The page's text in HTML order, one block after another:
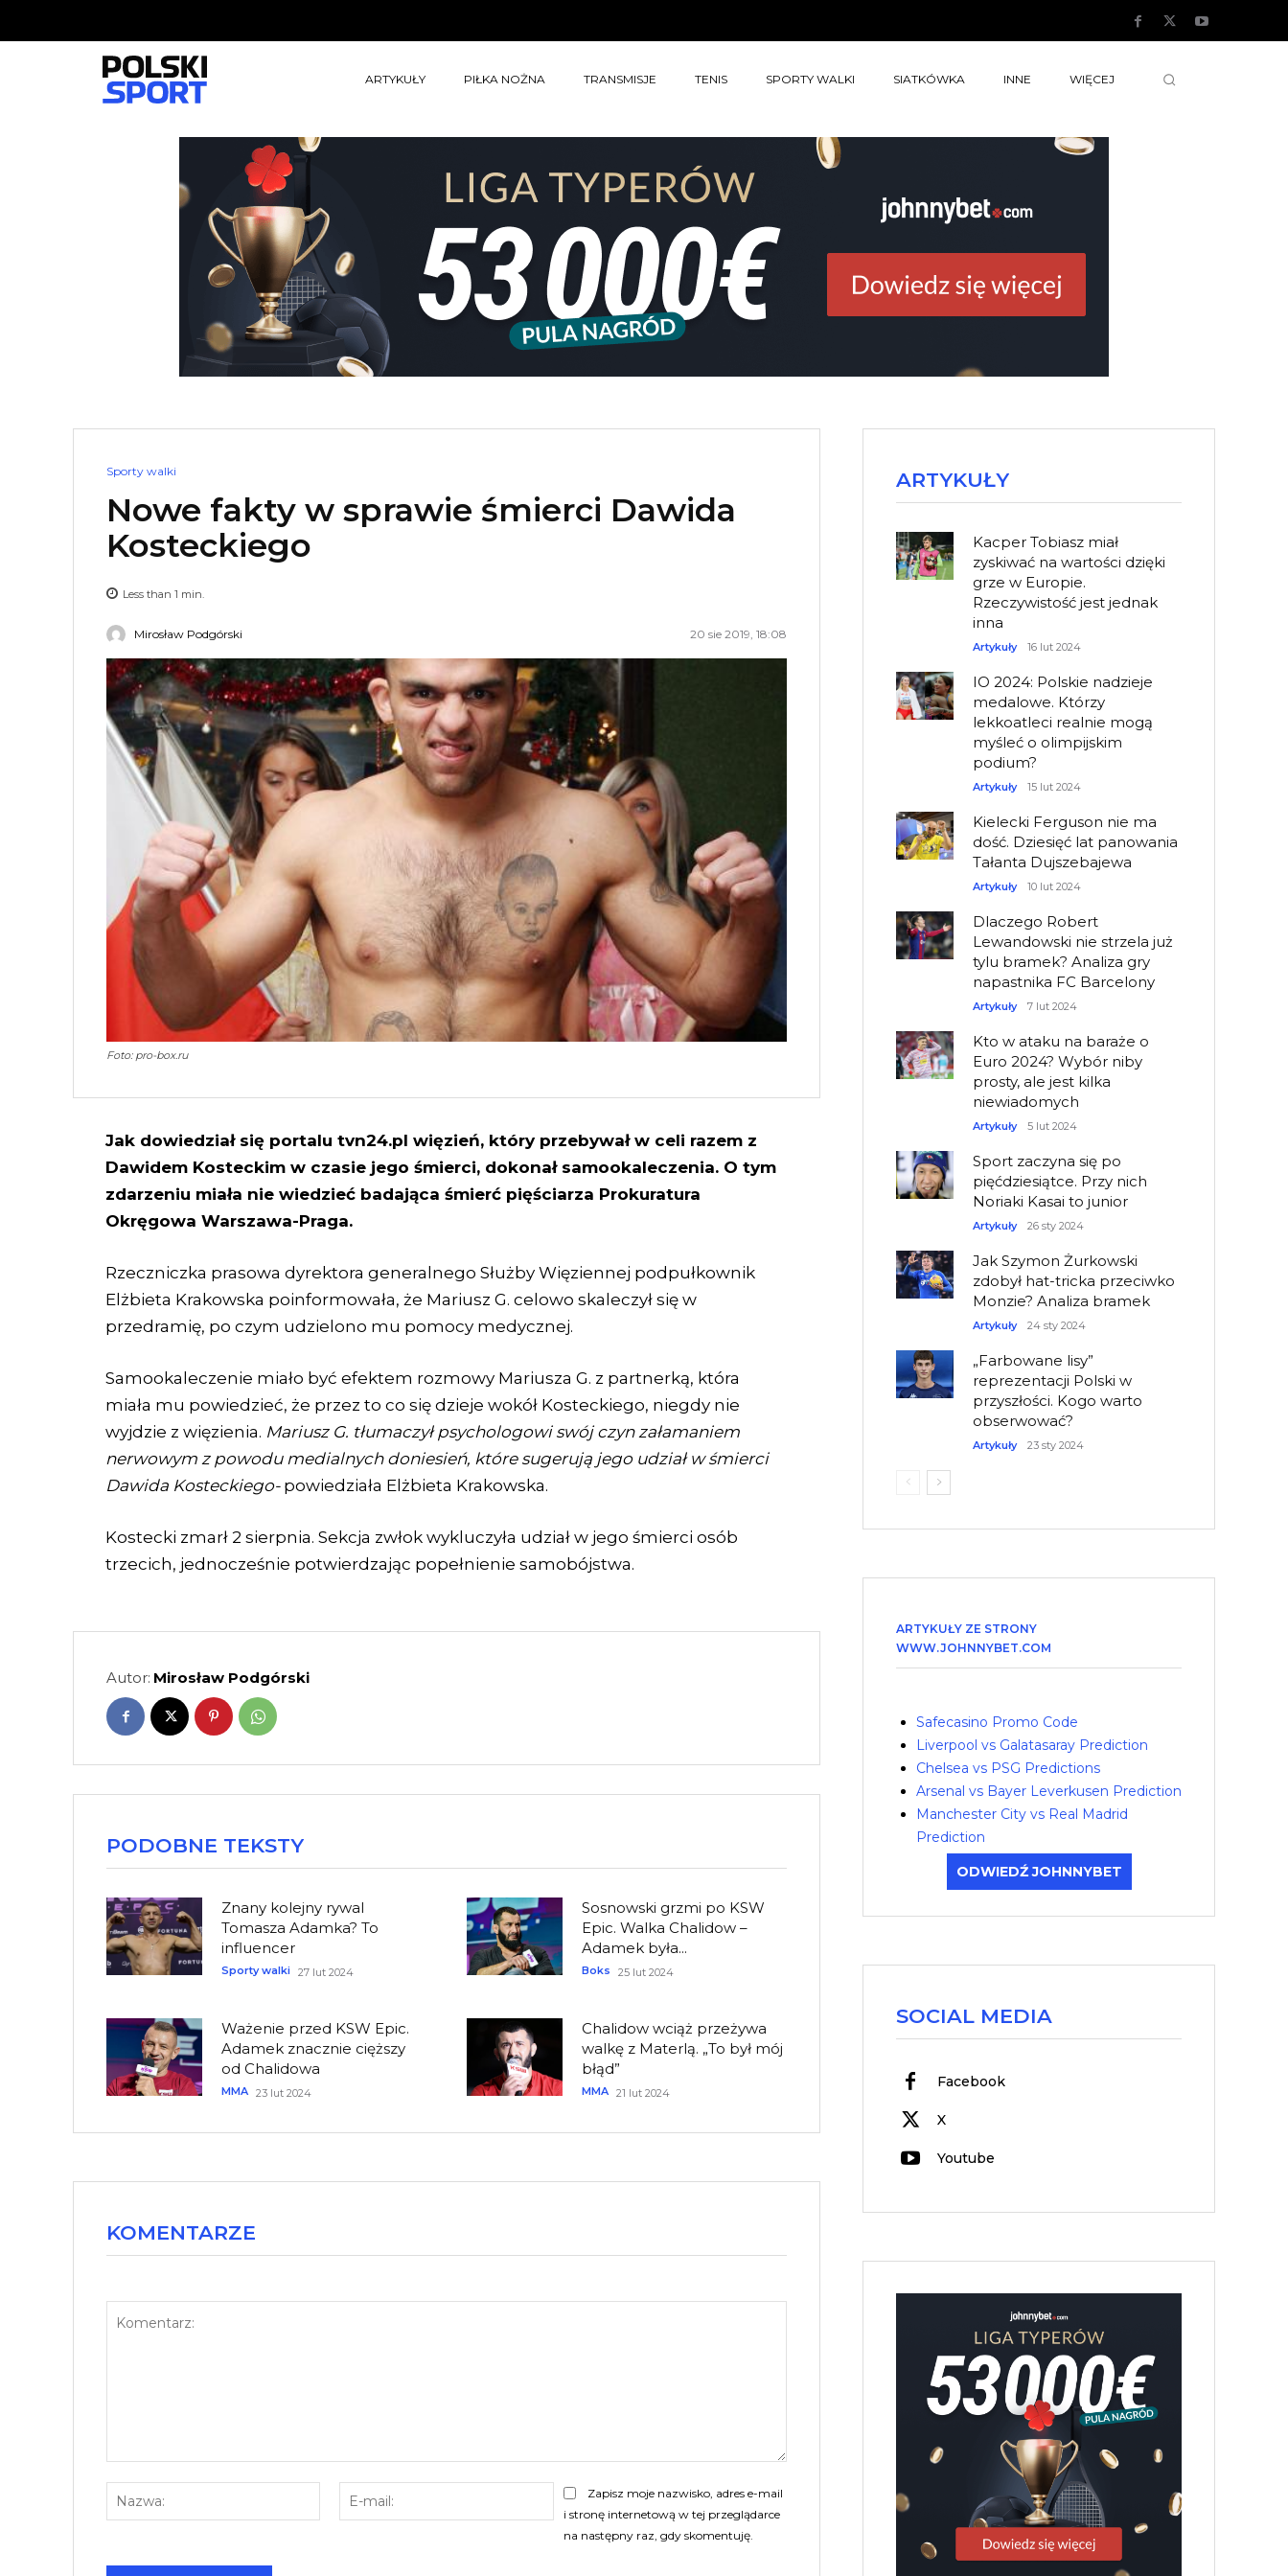
ARTYKUŁY PIŁKA NOŻNA TRANSMISJE TENIS SPORTY WALKI SIATKÓWKA INNE WIĘCEJ
Sporty walki
Nowe fakty w sprawie śmierci Dawida
Kosteckiego
Less than 1 min.
Mirosław Podgórski 20 sie 2019, 18:08
Foto: pro-box.ru
Jak dowiedział się portalu tvn24.pl więzień, który przebywał w celi razem z
Dawidem Kosteckim w czasie jego śmierci, dokonał samookaleczenia. O tym
zdarzeniu miała nie wiedzieć badająca śmierć pięściarza Prokuratura
Okręgowa Warszawa-Praga.
Rzeczniczka prasowa dyrektora generalnego Służby Więziennej podpułkownik
Elżbieta Krakowska poinformowała, że Mariusz G. celowo skaleczył się w
przedramię, po czym udzielono mu pomocy medycznej.
Samookaleczenie miało być efektem rozmowy Mariusza G. z partnerką, która
miała mu powiedzieć, że przez to co się dzieje wokół Kosteckiego, niegdy nie
wyjdzie z więzienia. Mariusz G. tłumaczył psychologowi swój czyn załamaniem
nerwowym z powodu medialnych doniesień, które sugerują jego udział w śmierci
Dawida Kosteckiego- powiedziała Elżbieta Krakowska.
Kostecki zmarł 2 sierpnia. Sekcja zwłok wykluczyła udział w jego śmierci osób
trzecich, jednocześnie potwierdzając popełnienie samobójstwa.
Autor: Mirosław Podgórski
PODOBNE TEKSTY
Znany kolejny rywal
Tomasza Adamka? To
influencer
Sporty walki 27 lut 2024
Sosnowski grzmi po KSW
Epic. Walka Chalidow –
Adamek była...
Boks 25 lut 2024
Ważenie przed KSW Epic.
Adamek znacznie cięższy
od Chalidowa
MMA 23 lut 2024
Chalidow wciąż przeżywa
walkę z Materlą. „To był mój
błąd”
MMA 21 lut 2024
KOMENTARZE
E-
mail:
Zapisz moje nazwisko, adres e-mail
i stronę internetową w tej przeglądarce
na następny raz, gdy skomentuję.
ARTYKUŁY
Kacper Tobiasz miał
zyskiwać na wartości dzięki
grze w Europie.
Rzeczywistość jest jednak
inna
Artykuły 16 lut 2024
IO 2024: Polskie nadzieje
medalowe. Którzy
lekkoatleci realnie mogą
myśleć o olimpijskim
podium?
Artykuły 15 lut 2024
Kielecki Ferguson nie ma
dość. Dziesięć lat panowania
Tałanta Dujszebajewa
Artykuły 10 lut 2024
Dlaczego Robert
Lewandowski nie strzela już
tylu bramek? Analiza gry
napastnika FC Barcelony
Artykuły 7 lut 2024
Kto w ataku na baraże o
Euro 2024? Wybór niby
prosty, ale jest kilka
niewiadomych
Artykuły 5 lut 2024
Sport zaczyna się po
pięćdziesiątce. Przy nich
Noriaki Kasai to junior
Artykuły 26 sty 2024
Jak Szymon Żurkowski
zdobył hat-tricka przeciwko
Monzie? Analiza bramek
Artykuły 24 sty 2024
„Farbowane lisy”
reprezentacji Polski w
przyszłości. Kogo warto
obserwować?
Artykuły 23 sty 2024
ARTYKUŁY ZE STRONY
WWW.JOHNNYBET.COM
Safecasino Promo Code
Liverpool vs Galatasaray Prediction
Chelsea vs PSG Predictions
Arsenal vs Bayer Leverkusen Prediction
Manchester City vs Real Madrid
Prediction
ODWIEDŹ JOHNNYBET
SOCIAL MEDIA
Facebook
X
Youtube